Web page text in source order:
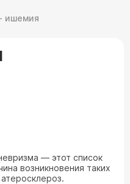
ишемия
— этот список
возникновения таких